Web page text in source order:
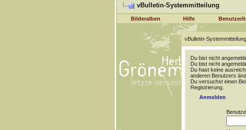
vBulletin-Systemmitteilung
Bilderalben Hilfe
vBulletin-Systemmitteilung
Du bist nicht
Du bist nicht
Du hast keine
anderen Benutzers
Du versuchst einen
Registrierung.
Anmelden